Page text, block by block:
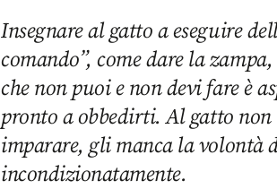
Insegnare al gatto a eseguire
comando”, come dare la
che non puoi e non devi fare è
pronto a obbedirti. Al gatto
imparare, gli manca la volontà
incondizionatamente.